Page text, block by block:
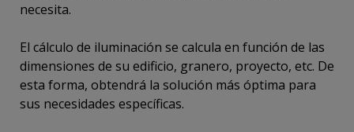
necesita.
El cálculo de iluminación se calcula en función de las
dimensiones de su edificio, granero, proyecto, etc. De
esta forma, obtendrá la solución más óptima para
sus necesidades específicas.